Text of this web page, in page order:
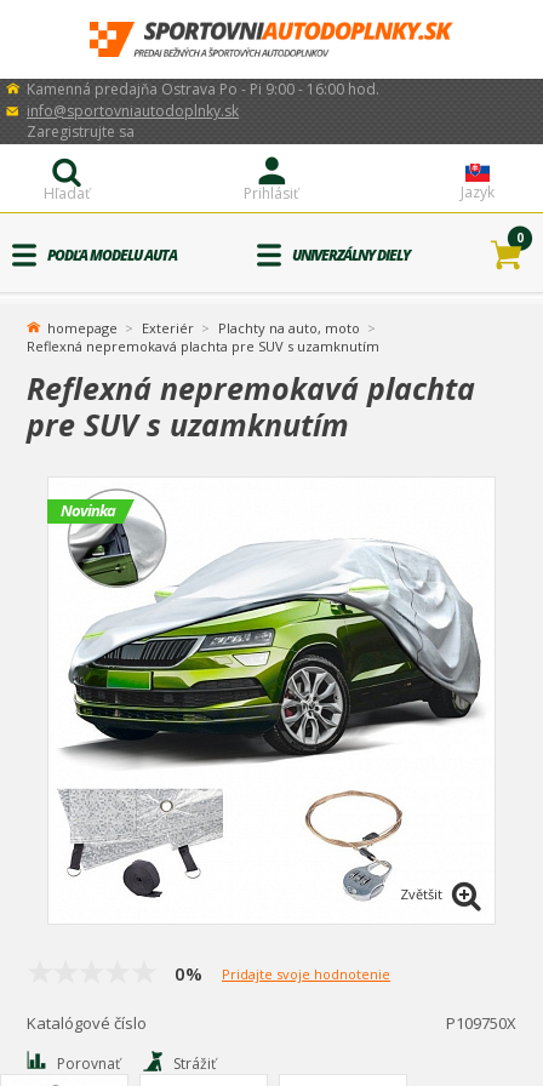
Kamenná predajňa Ostrava Po - Pi 9:00 - 16:00 hod.
info@sportovniautodoplnky.sk
Jazyk
Prihlásiť
Zaregistrujte sa
Hľadať
PODĽA MODELU AUTA UNIVERZÁLNY DIELY
0
homepage Exteriér
Plachty na auto, moto
Reflexná nepremokavá plachta pre SUV s uzamknutím
Reflexná nepremokavá plachta
pre SUV s uzamknutím
Novinka
Zvětšit
0% Pridajte svoje hodnotenie
Katalógové číslo P109750X
Porovnať Strážiť